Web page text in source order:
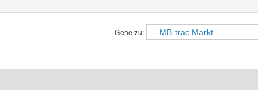
Gehe zu: